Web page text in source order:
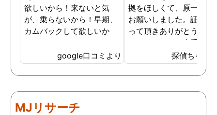
欲しいから！来ないと気
が、乗らないから！早期、
カムバックして欲しいか
google口コミより
拠をほしくて、原一さん
お願いしました。証拠を
って頂きありがとうござ
ました。やはり大手の会
は違いますね。探偵ちゃん
MJリサーチ